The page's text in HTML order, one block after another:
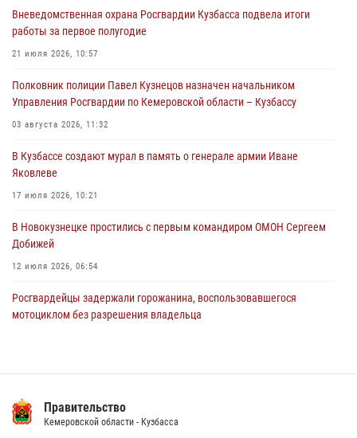
Росгвардейцы задержали предполагаемого виновника причинения
ножевого ранения кемеровчанину
06 августа 2026, 09:18
Росгвардейцы задержали мужчину, повредившего имущество
горожанки
06 августа 2026, 08:17
Росгвардейцы пресекли противоправные действия и защитили
новокузнечанку от агрессивного знакомого
06 августа 2026, 07:16
Вневедомственная охрана Росгвардии Кузбасса подвела итоги
работы за первое полугодие
21 июля 2026, 10:57
Полковник полиции Павел Кузнецов назначен начальником
Управления Росгвардии по Кемеровской области – Кузбассу
03 августа 2026, 11:32
В Кузбассе создают мурал в память о генерале армии Иване
Яковлеве
17 июля 2026, 10:21
В Новокузнецке простились с первым командиром ОМОН Сергеем
Добижей
12 июля 2026, 06:54
Росгвардейцы задержали горожанина, воспользовавшегося
мотоциклом без разрешения владельца
24 июля 2026, 10:35 3
Правительство
Кемеровской области - Кузбасса